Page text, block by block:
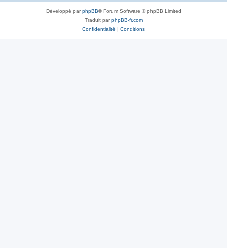
Développé parphpBB® Forum Software © phpBB Limited
Traduit parphpBB-fr.com
Confidentialité | Conditions